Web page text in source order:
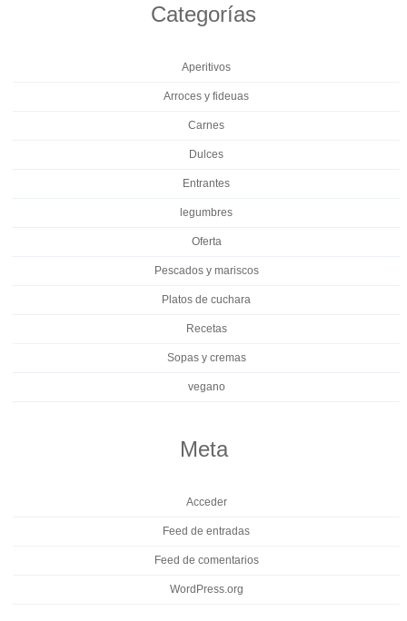
Categorías
Aperitivos
Arroces y fideuas
Carnes
Dulces
Entrantes
legumbres
Oferta
Pescados y mariscos
Platos de cuchara
Recetas
Sopas y cremas
vegano
Meta
Acceder
Feed de entradas
Feed de comentarios
WordPress.org